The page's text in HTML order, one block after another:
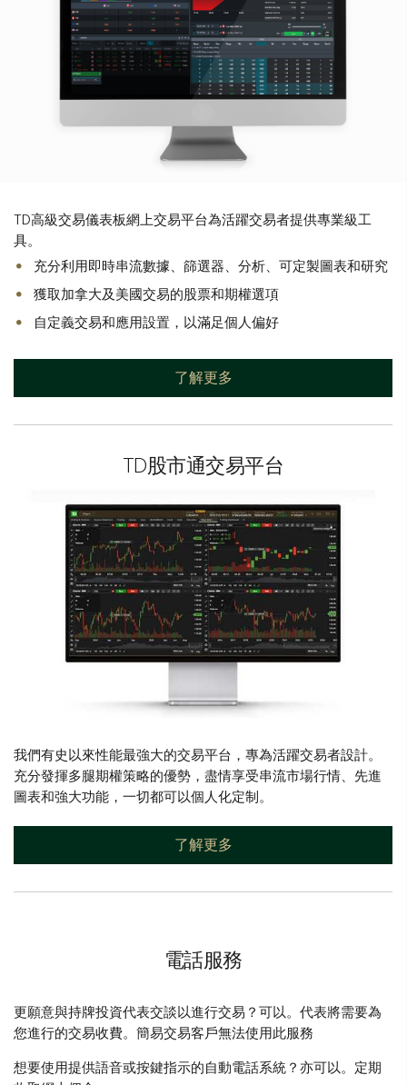
TD高級交易儀表板網上交易平台為活躍交易者提供專業級工
具。
充分利用即時串流數據、篩選器、分析、可定製圖表和研究
獲取加拿大及美國交易的股票和期權選項
自定義交易和應用設置，以滿足個人偏好
了解更多
TD股市通交易平台
我們有史以來性能最強大的交易平台，專為活躍交易者設計。
充分發揮多腿期權策略的優勢，盡情享受串流市場行情、先進
圖表和強大功能，一切都可以個人化定制。
了解更多
電話服務
更願意與持牌投資代表交談以進行交易？可以。代表將需要為
您進行的交易收費。簡易交易客戶無法使用此服務
想要使用提供語音或按鍵指示的自動電話系統？亦可以。定期